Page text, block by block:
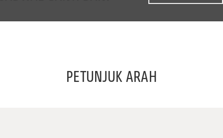
PETUNJUK ARAH